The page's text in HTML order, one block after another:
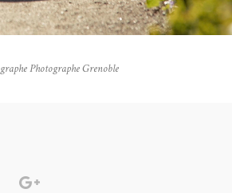
Photographe Grenoble